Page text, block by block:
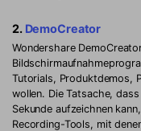
2. DemoCreator
Wondershare
Tutorials, Produktdemos,
wollen. Die Tatsache,
Sekunde aufzeichnen
Recording-Tools, mit